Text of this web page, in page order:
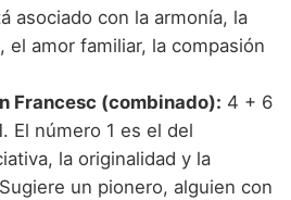
asociado con la armonía, la
el amor familiar, la compasión
Francesc (combinado): 4 + 6
El número 1 es el del
la originalidad y la
un pionero, alguien con